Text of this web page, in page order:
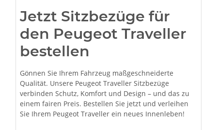
Jetzt Sitzbezüge für
den Peugeot Traveller
bestellen
Gönnen Sie Ihrem Fahrzeug maßgeschneiderte
Qualität. Unsere Peugeot Traveller Sitzbezüge
verbinden Schutz, Komfort und Design – und das zu
einem fairen Preis. Bestellen Sie jetzt und verleihen
Sie Ihrem Peugeot Traveller ein neues Innenleben!